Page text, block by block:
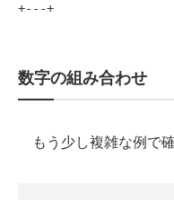
+---+
数字の組み合わせ
もう少し複雑な例で